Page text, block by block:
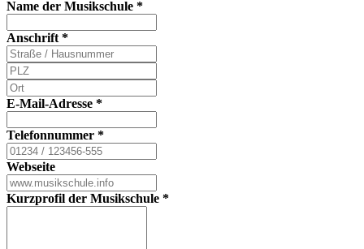
Name der Musikschule *
Anschrift *
E-Mail-Adresse *
Telefonnummer *
Webseite
Kurzprofil der Musikschule *